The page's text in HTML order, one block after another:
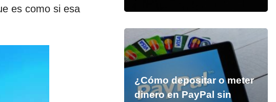
es como si esa
¿Cómo depositar o meter
dinero en PayPal sin